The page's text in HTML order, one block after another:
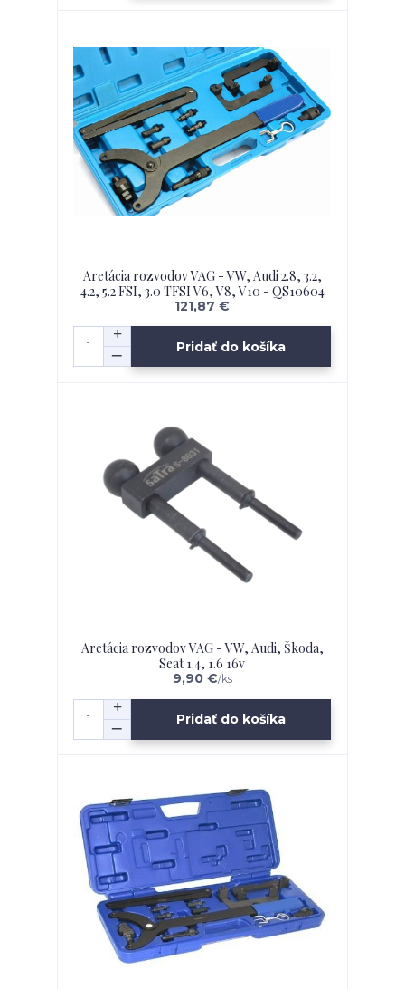
Aretácia rozvodov VAG - VW, Audi 2.8, 3.2,
4.2, 5.2 FSI, 3.0 TFSI V6, V8, V10 - QS10604
121,87 €
Pridať do košíka
Aretácia rozvodov VAG - VW, Audi, Škoda,
Seat 1.4, 1.6 16v
9,90 €/ks
Pridať do košíka